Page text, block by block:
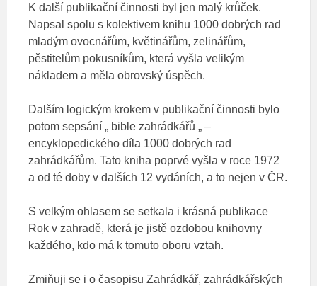
K další publikační činnosti byl jen malý krůček.
Napsal spolu s kolektivem knihu 1000 dobrých rad
mladým ovocnářům, květinářům, zelinářům,
pěstitelům pokusníkům, která vyšla velikým
nákladem a měla obrovský úspěch.
Dalším logickým krokem v publikační činnosti bylo
potom sepsání „ bible zahrádkářů „ –
encyklopedického díla 1000 dobrých rad
zahrádkářům. Tato kniha poprvé vyšla v roce 1972
a od té doby v dalších 12 vydáních, a to nejen v ČR.
S velkým ohlasem se setkala i krásná publikace
Rok v zahradě, která je jistě ozdobou knihovny
každého, kdo má k tomuto oboru vztah.
Zmiňuji se i o časopisu Zahrádkář, zahrádkářských